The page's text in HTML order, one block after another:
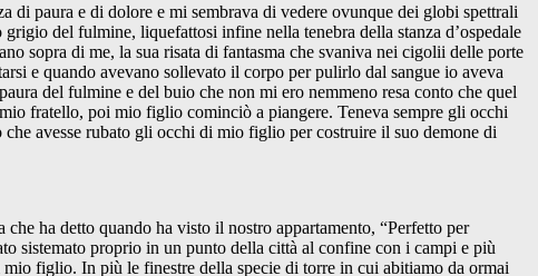
di paura e di dolore e mi sembrava di vedere ovunque dei globi spettrali
del fulmine, liquefattosi infine nella tenebra della stanza d’ospedale
sopra di me, la sua risata di fantasma che svaniva nei cigolii delle porte
e quando avevano sollevato il corpo per pulirlo dal sangue io aveva
del fulmine e del buio che non mi ero nemmeno resa conto che quel
fratello, poi mio figlio cominciò a piangere. Teneva sempre gli occhi
avesse rubato gli occhi di mio figlio per costruire il suo demone di
ha detto quando ha visto il nostro appartamento, “Perfetto per
sistemato proprio in un punto della città al confine con i campi e più
figlio. In più le finestre della specie di torre in cui abitiamo da ormai